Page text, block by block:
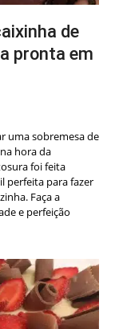
de
pronta em
uma sobremesa de
hora da
foi feita
perfeita para fazer
Faça a
e perfeição